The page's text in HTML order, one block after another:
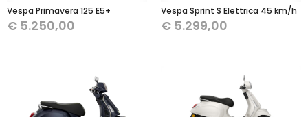
Vespa Primavera 125 E5+
€ 5.250,00
Vespa Sprint S Elettrica 45 km/h
€ 5.299,00